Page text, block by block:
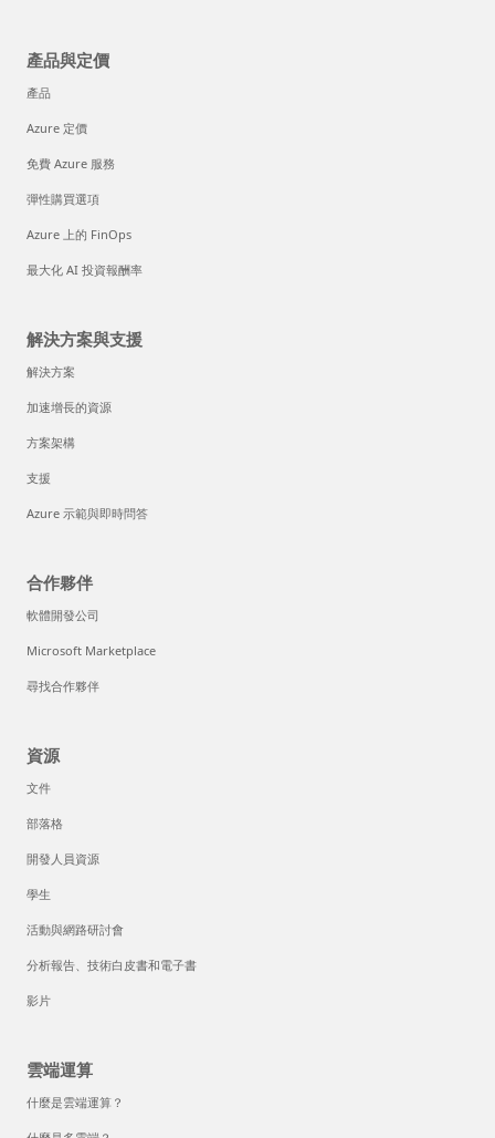
產品與定價
產品
Azure 定價
免費 Azure 服務
彈性購買選項
Azure 上的 FinOps
最大化 AI 投資報酬率
解決方案與支援
解決方案
加速增長的資源
方案架構
支援
Azure 示範與即時問答
合作夥伴
軟體開發公司
Microsoft Marketplace
尋找合作夥伴
資源
文件
部落格
開發人員資源
學生
活動與網路研討會
分析報告、技術白皮書和電子書
影片
雲端運算
什麼是雲端運算？